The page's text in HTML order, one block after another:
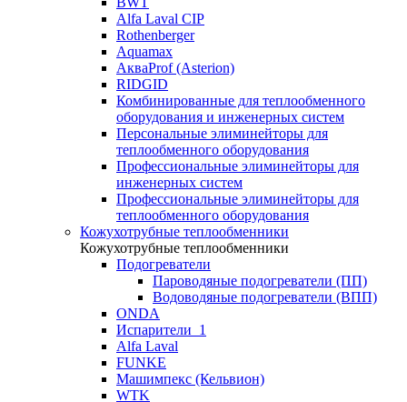
Alfa Laval CIP
Rothenberger
Aquamax
АкваProf (Asterion)
RIDGID
Комбинированные для теплообменного
оборудования и инженерных систем
Персональные элиминейторы для
теплообменного оборудования
Профессиональные элиминейторы для
инженерных систем
Профессиональные элиминейторы для
теплообменного оборудования
Кожухотрубные теплообменники
Кожухотрубные теплообменники
Подогреватели
Пароводяные подогреватели (ПП)
Водоводяные подогреватели (ВПП)
ONDA
Испарители_1
Alfa Laval
FUNKE
Машимпекс (Кельвион)
WTK